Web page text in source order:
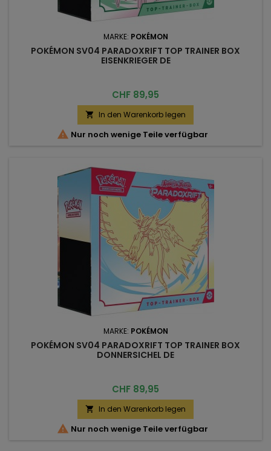
MARKE: POKÉMON
POKÉMON SV04 PARADOXRIFT TOP TRAINER BOX
EISENKRIEGER DE
Preis
CHF 89,95
 In den Warenkorb legen
 Nur noch wenige Teile verfügbar
MARKE: POKÉMON
POKÉMON SV04 PARADOXRIFT TOP TRAINER BOX
DONNERSICHEL DE
Preis
CHF 89,95
 In den Warenkorb legen
 Nur noch wenige Teile verfügbar